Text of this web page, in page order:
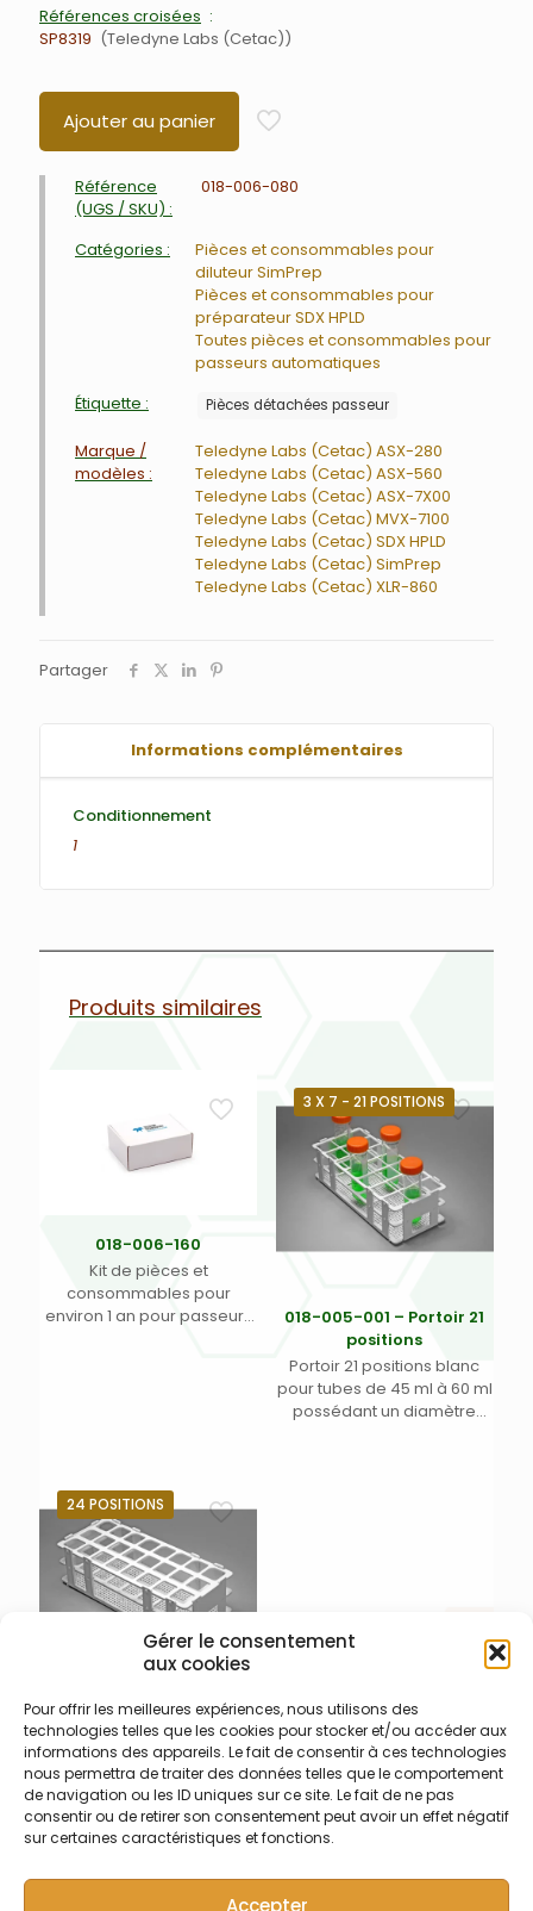
Gérer le consentement
aux cookies
Pour offrir les meilleures expériences, nous utilisons des
technologies telles que les cookies pour stocker et/ou accéder aux
informations des appareils. Le fait de consentir à ces technologies
nous permettra de traiter des données telles que le comportement
de navigation ou les ID uniques sur ce site. Le fait de ne pas
consentir ou de retirer son consentement peut avoir un effet négatif
sur certaines caractéristiques et fonctions.
Accepter
Références croisées
SP8319
Teledyne Labs (Cetac)
Ajouter au panier
Référence
(UGS / SKU) :
018-006-080
Catégories :
Pièces et consommables pour
diluteur SimPrep
Pièces et consommables pour
préparateur SDX HPLD
Toutes pièces et consommables pour
passeurs automatiques
Étiquette :
Pièces détachées passeur
Marque /
modèles :
Teledyne Labs (Cetac) ASX-280
Teledyne Labs (Cetac) ASX-560
Teledyne Labs (Cetac) ASX-7X00
Teledyne Labs (Cetac) MVX-7100
Teledyne Labs (Cetac) SDX HPLD
Teledyne Labs (Cetac) SimPrep
Teledyne Labs (Cetac) XLR-860
Partager
Informations complémentaires
Conditionnement
1
Produits similaires
018-006-160
Kit de pièces et
consommables pour
environ 1 an pour passeurs
grille filtrante, tubes de
pompe péristaltique
équivalent PharMed et
tubes équivalent Viton (1
tube à un canal de 3,2mm,
2 tubes à un canal de
2,0mm, 1 tube à 2 canaux de
3,0mm, de chaque), tube
longueur 7,2m, 3 palettes
agitatrices, 4 raccords
cannelés Kynar (1)
3 X 7 - 21 POSITIONS
018-005-001 – Portoir 21
positions
Portoir 21 positions blanc
pour tubes de 45 ml à 60 ml
possédant un diamètre
24 POSITIONS
018-005-014 – Portoir 24
positions
Portoir 24 positions blanc
pour tubes de 30 ml
possédant un diamètre
entre 20 et 25 mm (1)